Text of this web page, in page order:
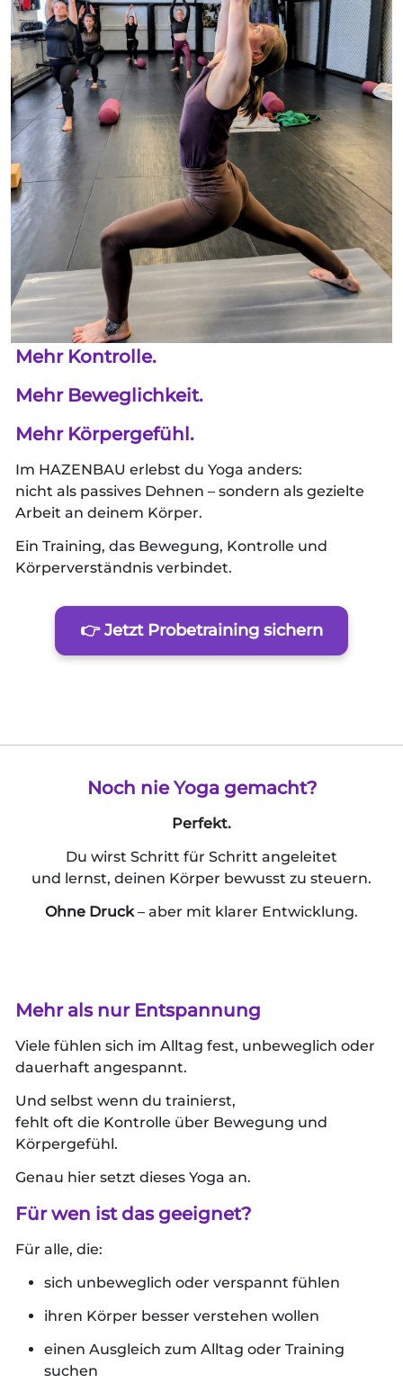
Mehr Kontrolle.
Mehr Beweglichkeit.
Mehr Körpergefühl.
Im HAZENBAU erlebst du Yoga anders:
nicht als passives Dehnen – sondern als gezielte
Arbeit an deinem Körper.
Ein Training, das Bewegung, Kontrolle und
Körperverständnis verbindet.
👉 Jetzt Probetraining sichern
Noch nie Yoga gemacht?
Perfekt.
Du wirst Schritt für Schritt angeleitet
und lernst, deinen Körper bewusst zu steuern.
Ohne Druck– aber mit klarer Entwicklung.
Mehr als nur Entspannung
Viele fühlen sich im Alltag fest, unbeweglich oder
dauerhaft angespannt.
Und selbst wenn du trainierst,
fehlt oft die Kontrolle über Bewegung und
Körpergefühl.
Genau hier setzt dieses Yoga an.
Für wen ist das geeignet?
Für alle, die:
sich unbeweglich oder verspannt fühlen
ihren Körper besser verstehen wollen
einen Ausgleich zum Alltag oder Training
suchen